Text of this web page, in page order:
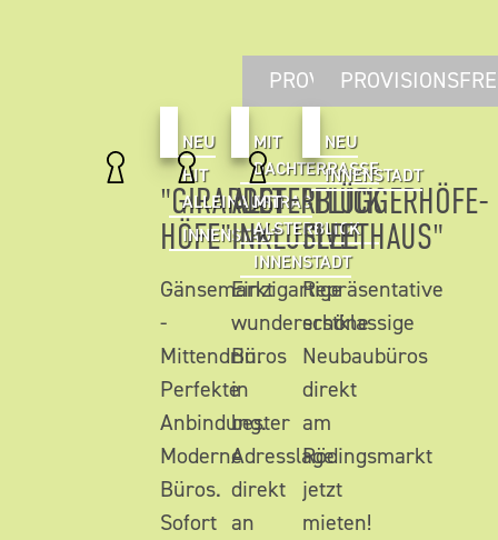
NEU
HIT
ALLEINAUFTRAG
INNENSTADT
"GIRARDET
HÖFE"
Gänsemarkt
-
Mittendrin.
Perfekte
Anbindung.
Moderne
Büros.
Sofort
PROVISIONSFREI
MIT
DACHTERRASSE
MIT
ALSTERBLICK
INNENSTADT
ALSTERBLICK
INKLUSIVE!
Einzigartige
wunderschöne
Büros
in
bester
Adresslage
direkt
an
NEU
INNENSTADT
"FLÜGGERHÖFE-
FLEETHAUS"
Repräsentative
erstklassige
Neubaubüros
direkt
am
Rödingsmarkt
jetzt
mieten!